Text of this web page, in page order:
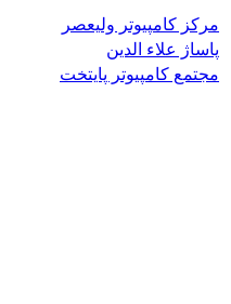
مرکز کامپیوتر ولیعصر
پاساژ علاء الدین
مجتمع کامپیوتر پایتخت